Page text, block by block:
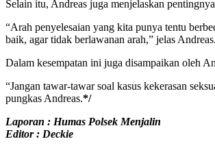
Selain itu, Andreas juga menjelaskan
“Arah penyelesaian yang kita punya tentu
baik, agar tidak berlawanan arah,” jelas Andreas.
Dalam kesempatan ini juga disampaikan oleh
“Jangan tawar-tawar soal kasus kekerasan
pungkas Andreas.*/
Laporan : Humas Polsek Menjalin
Editor : Deckie